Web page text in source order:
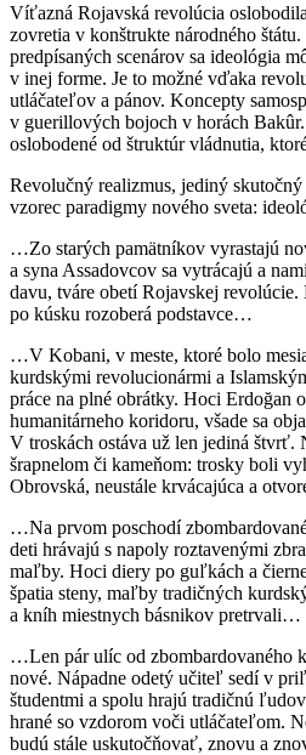
Víťazná Rojavská revolúcia
zovretia v konštrukte národného
predpísaných scenárov sa ideológia
v inej forme. Je to možné vďaka
utláčateľov a pánov. Koncepty
v guerillových bojoch v horách
oslobodené od štruktúr vládnutia,
Revolučný realizmus, jediný
vzorec paradigmy nového sveta:
…Zo starých pamätníkov vyrastajú
a syna Assadovcov sa vytrácajú a
davu, tváre obetí Rojavskej
po kúsku rozoberá podstavce…
…V Kobani, v meste, ktoré bolo
kurdskými revolucionármi a
práce na plné obrátky. Hoci Erdoğan
humanitárneho koridoru, všade sa
V troskách ostáva už len jediná štvrť.
šrapnelom či kameňom: trosky boli
Obrovská, neustále krvácajúca a
…Na prvom poschodí
deti hrávajú s napoly roztavenými
maľby. Hoci diery po guľkách a
špatia steny, maľby tradičných
a kníh miestnych básnikov pretrvali…
…Len pár ulíc od zbombardovaného
nové. Nápadne odetý učiteľ sedí v
študentmi a spolu hrajú tradičnú
hrané so vzdorom voči utláčateľom.
budú stále uskutočňovať, znovu a